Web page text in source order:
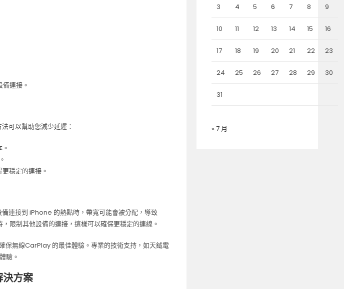
連接。
可以幫助您減少延遲：
穩定的連接。
連接到 iPhone 的熱點時，帶寬可能會被分配，導致
限制其他設備的連接，這樣可以確保更穩定的連線。
保無線CarPlay 的最佳體驗。專業的技術支持，如天鉞電
驗。
方案
3 4 5 6 7 8 9
10 11 12 13 14 15 16
17 18 19 20 21 22 23
24 25 26 27 28 29 30
31
« 7 月